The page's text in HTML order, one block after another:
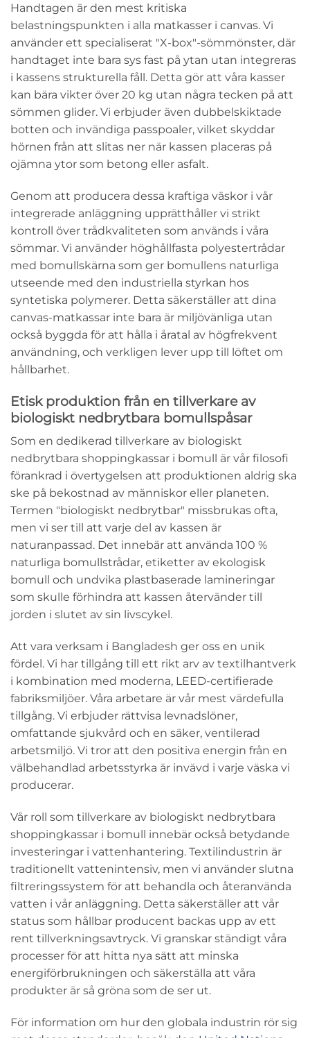
Handtagen är den mest kritiska
belastningspunkten i alla matkasser i canvas. Vi
använder ett specialiserat "X-box"-sömmönster, där
handtaget inte bara sys fast på ytan utan integreras
i kassens strukturella fåll. Detta gör att våra kasser
kan bära vikter över 20 kg utan några tecken på att
sömmen glider. Vi erbjuder även dubbelskiktade
botten och invändiga passpoaler, vilket skyddar
hörnen från att slitas ner när kassen placeras på
ojämna ytor som betong eller asfalt.
Genom att producera dessa kraftiga väskor i vår
integrerade anläggning upprätthåller vi strikt
kontroll över trådkvaliteten som används i våra
sömmar. Vi använder höghållfasta polyestertrådar
med bomullskärna som ger bomullens naturliga
utseende med den industriella styrkan hos
syntetiska polymerer. Detta säkerställer att dina
canvas-matkassar inte bara är miljövänliga utan
också byggda för att hålla i åratal av högfrekvent
användning, och verkligen lever upp till löftet om
hållbarhet.
Etisk produktion från en tillverkare av
biologiskt nedbrytbara bomullspåsar
Som en dedikerad tillverkare av biologiskt
nedbrytbara shoppingkassar i bomull är vår filosofi
förankrad i övertygelsen att produktionen aldrig ska
ske på bekostnad av människor eller planeten.
Termen "biologiskt nedbrytbar" missbrukas ofta,
men vi ser till att varje del av kassen är
naturanpassad. Det innebär att använda 100 %
naturliga bomullstrådar, etiketter av ekologisk
bomull och undvika plastbaserade lamineringar
som skulle förhindra att kassen återvänder till
jorden i slutet av sin livscykel.
Att vara verksam i Bangladesh ger oss en unik
fördel. Vi har tillgång till ett rikt arv av textilhantverk
i kombination med moderna, LEED-certifierade
fabriksmiljöer. Våra arbetare är vår mest värdefulla
tillgång. Vi erbjuder rättvisa levnadslöner,
omfattande sjukvård och en säker, ventilerad
arbetsmiljö. Vi tror att den positiva energin från en
välbehandlad arbetsstyrka är invävd i varje väska vi
producerar.
Vår roll som tillverkare av biologiskt nedbrytbara
shoppingkassar i bomull innebär också betydande
investeringar i vattenhantering. Textilindustrin är
traditionellt vattenintensiv, men vi använder slutna
filtreringssystem för att behandla och återanvända
vatten i vår anläggning. Detta säkerställer att vår
status som hållbar producent backas upp av ett
rent tillverkningsavtryck. Vi granskar ständigt våra
processer för att hitta nya sätt att minska
energiförbrukningen och säkerställa att våra
produkter är så gröna som de ser ut.
För information om hur den globala industrin rör sig